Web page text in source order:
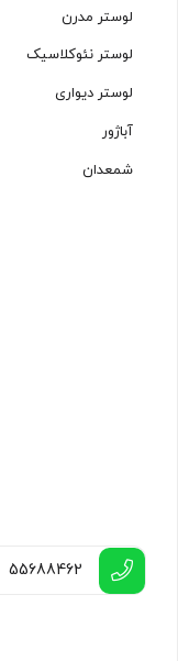
لوستر مدرن
لوستر نئوکلاسیک
لوستر دیواری
آباژور
شمعدان
55688462